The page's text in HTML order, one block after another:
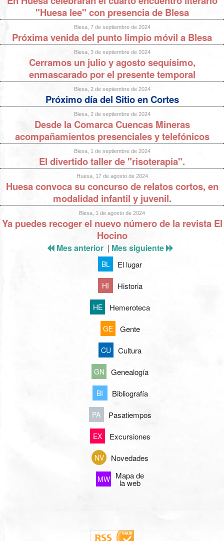
"Huesa lee" con presencia de Blesa
Blesa, 7 de septiembre de 2024
Próxima venida del punto limpio móvil a Blesa
Blesa, 3 de septiembre de 2024
Cerramos un julio y agosto sequísimo,
enmascarado por el presente temporal
Blesa, 2 de septiembre de 2024
Próximo día del Sitio en Cortes
Blesa, 2 de septiembre de 2024
Desde la Comarca Cuencas Mineras
acompañamientos presenciales y telefónicos
Blesa, 1 de septiembre de 2024
El divertido taller de "risoterapia".
Huesa, 17 de agosto de 2024
Huesa convoca su concurso de relatos cortos, en
modalidad infantil y juvenil.
Blesa, 1 de agosto de 2024
Ya puedes recoger el nuevo número de la revista El
Hocino
Mes anterior| Mes siguiente
BL El lugar
HI Historia
HE Hemeroteca
GE Gente
CU Cultura
GN Genealogía
BI Bibliografía
PA Pasatiempos
EX Excursiones
NV Novedades
MW Mapa de
la web